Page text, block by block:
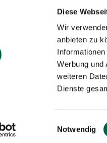
Diese
Wir
anbieten zu
Werbung und
weiteren
Dienste
Notwendig